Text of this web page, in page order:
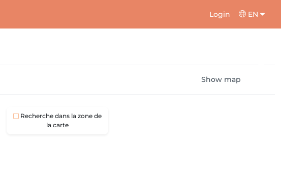
Login EN
Show map
Recherche dans la zone de
la carte